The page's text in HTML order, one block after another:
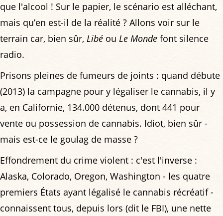
que l'alcool ! Sur le papier, le scénario est alléchant,
mais qu’en est-il de la réalité ? Allons voir sur le
terrain car, bien sûr, Libé ou Le Monde font silence
radio.
Prisons pleines de fumeurs de joints : quand débute
(2013) la campagne pour y légaliser le cannabis, il y
a, en Californie, 134.000 détenus, dont 441 pour
vente ou possession de cannabis. Idiot, bien sûr -
mais est-ce le goulag de masse ?
Effondrement du crime violent : c'est l'inverse :
Alaska, Colorado, Oregon, Washington - les quatre
premiers États ayant légalisé le cannabis récréatif -
connaissent tous, depuis lors (dit le FBI), une nette